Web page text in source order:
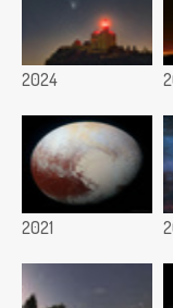
2024
2021